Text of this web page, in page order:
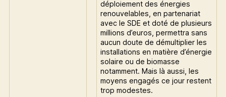
déploiement des énergies
renouvelables, en partenariat
avec le SDE et doté de plusieurs
millions d’euros, permettra sans
aucun doute de démultiplier les
installations en matière d’énergie
solaire ou de biomasse
notamment. Mais là aussi, les
moyens engagés ce jour restent
trop modestes.